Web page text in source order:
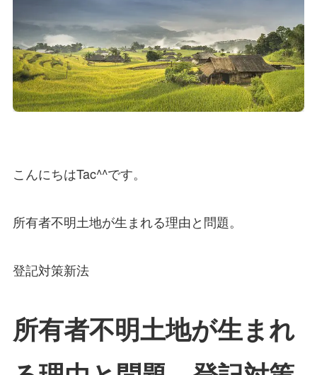
こんにちはTac^^です。
所有者不明土地が生まれる理由と問題。
登記対策新法
所有者不明土地が生まれ